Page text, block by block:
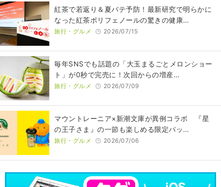
紅茶で若返り＆夏バテ予防！最新研究で明らかに
なった紅茶ポリフェノールの驚きの健康…
旅行・グルメ 2026/07/15
毎年SNSでも話題の「大玉まるごとメロンショー
ト」が0秒で完売に！次回からの増産…
旅行・グルメ 2026/07/09
マウントレーニア×新潮文庫が異例コラボ 『星
の王子さま』の一節も楽しめる限定パッ…
旅行・グルメ 2026/07/06